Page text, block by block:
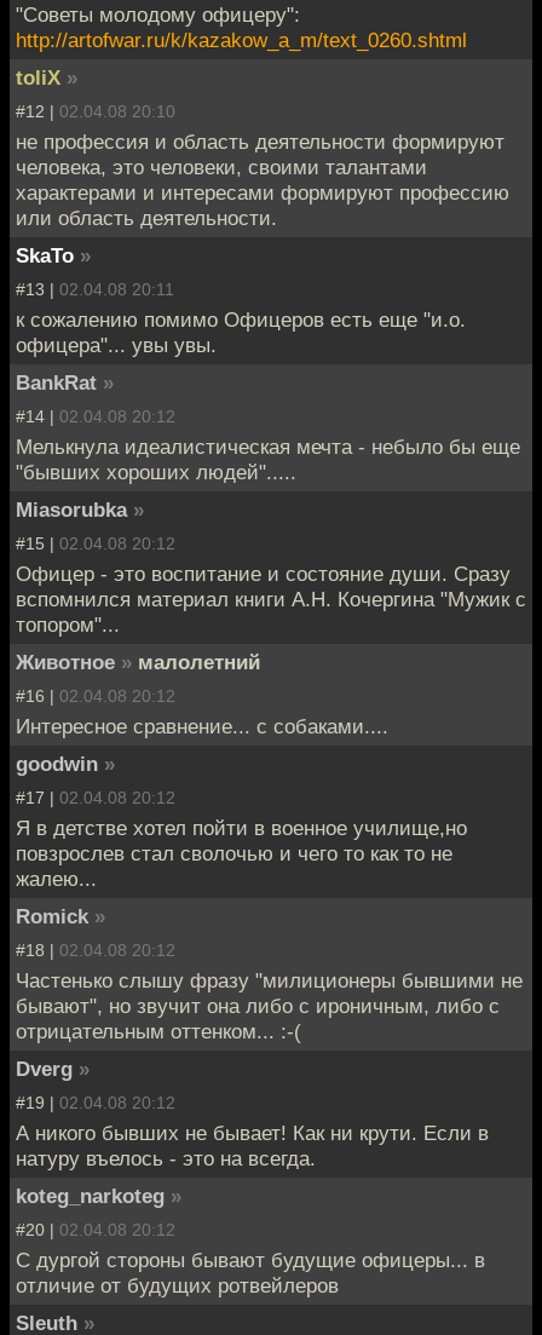
"Советы молодому офицеру":
http://artofwar.ru/k/kazakow_a_m/text_0260.shtml
toliX »
#12 | 02.04.08 20:10
не профессия и область деятельности формируют
человека, это человеки, своими талантами
характерами и интересами формируют профессию
или область деятельности.
SkaTo »
#13 | 02.04.08 20:11
к сожалению помимо Офицеров есть еще "и.о.
офицера"... увы увы.
BankRat »
#14 | 02.04.08 20:12
Мелькнула идеалистическая мечта - небыло бы еще
"бывших хороших людей".....
Miasorubka »
#15 | 02.04.08 20:12
Офицер - это воспитание и состояние души. Сразу
вспомнился материал книги А.Н. Кочергина "Мужик с
топором"...
Животное » малолетний
#16 | 02.04.08 20:12
Интересное сравнение... с собаками....
goodwin »
#17 | 02.04.08 20:12
Я в детстве хотел пойти в военное училище,но
повзрослев стал сволочью и чего то как то не
жалею...
Romick »
#18 | 02.04.08 20:12
Частенько слышу фразу "милиционеры бывшими не
бывают", но звучит она либо с ироничным, либо с
отрицательным оттенком... :-(
Dverg »
#19 | 02.04.08 20:12
А никого бывших не бывает! Как ни крути. Если в
натуру въелось - это на всегда.
koteg_narkoteg »
#20 | 02.04.08 20:12
С дургой стороны бывают будущие офицеры... в
отличие от будущих ротвейлеров
Sleuth »